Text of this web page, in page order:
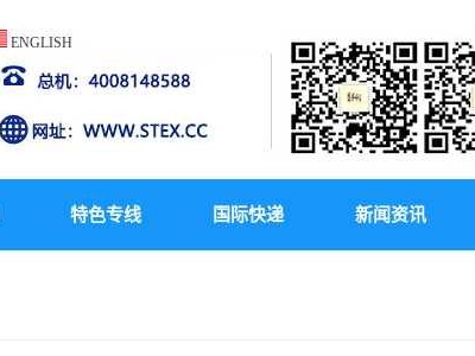
ENGLISH
特色专线 国际快递 新闻资讯